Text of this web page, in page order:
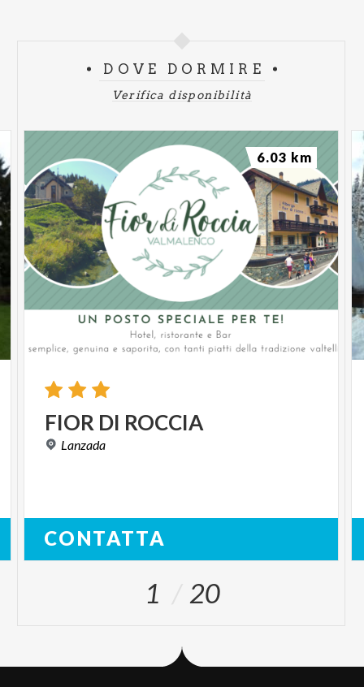
DOVE DORMIRE
Verifica disponibilità
FIOR DI ROCCIA
Lanzada
CONTATTA
6.03 km
1 20